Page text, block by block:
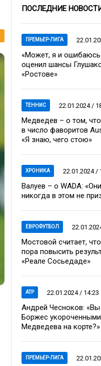
ПОСЛЕДНИЕ
ПРЕМЬЕР-ЛИГА
«Может, я и
оценил шансы
«Ростове»
ТЕННИС 22.01.2024 /
Медведев – о том,
в число фаворитов
«Я знаю, чего стою»
ХРОНИКА 22.01.2024 /
Валуев – о WADA:
никогда в этом не
ЕВРОФУТБОЛ
Мостовой считает,
пора повысить
«Реале Сосьедаде»
ATP 22.01.2024 / 14:23
Андрей Чесноков:
Боржес
Медведева на корте?»
ПРЕМЬЕР-ЛИГА